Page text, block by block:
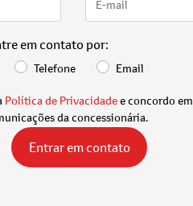
em contato por:
Telefone Email
Política de Privacidadee concordo em
da concessionária.
Entrar em contato